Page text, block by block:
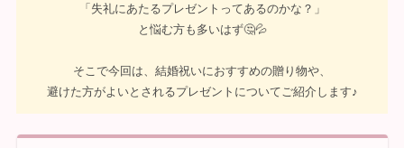
「失礼にあたるプレゼントってあるのかな？」
と悩む方も多いはず🤔💦
そこで今回は、結婚祝いにおすすめの贈り物や、
避けた方がよいとされるプレゼントについてご紹介します♪